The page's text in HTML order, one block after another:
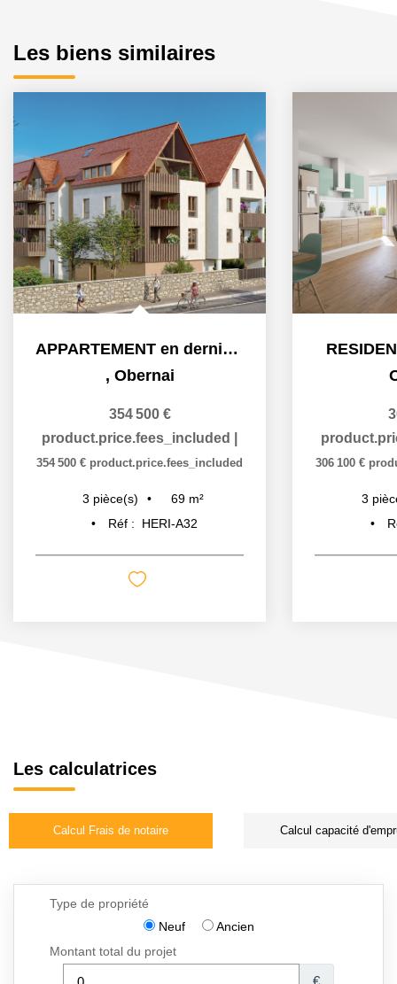
Les biens similaires
APPARTEMENT en dernier étage
, Obernai
354 500 €
product.price.fees_included
354 500 € product.price.fees_included
3 pièce(s) 69 m²
Réf :
HERI-A32
306 100 €
3
Les calculatrices
Calcul Frais de notaire Calcul capacité